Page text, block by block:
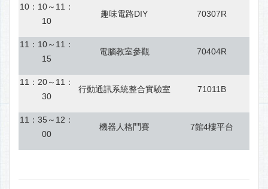
10：10～11：
10
趣味電路DIY 70307R
11：10～11：
15
電腦教室參觀 70404R
11：20～11：
30
行動通訊系統整合實驗室 71011B
11：35～12：
00
機器人格鬥賽 7館4樓平台